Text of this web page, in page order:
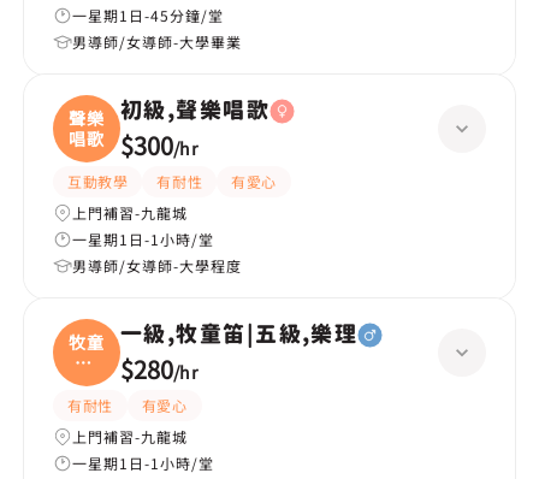
一星期1日-45分鐘/堂
男導師/女導師-大學畢業
聲樂
唱歌
初級,聲樂唱歌
$300/hr
互動教學 有耐性
有愛心
上門補習-九龍城
一星期1日-1小時/堂
男導師/女導師-大學程度
牧童
笛|
五
一級,牧童笛|五級,樂理
$280/hr
有耐性
有愛心
上門補習-九龍城
一星期1日-1小時/堂